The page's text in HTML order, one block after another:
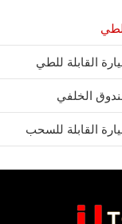
القابلة للطي
الخلفي
القابلة للسحب